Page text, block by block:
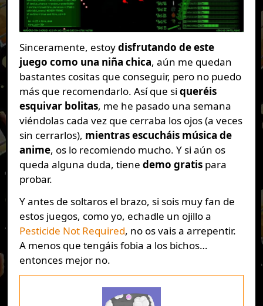
Sinceramente, estoydisfrutando de este
juego como una niña chica, aún me quedan
bastantes cositas que conseguir, pero no puedo
más que recomendarlo. Así que si queréis
esquivar bolitas, me he pasado una semana
viéndolas cada vez que cerraba los ojos (a veces
sin cerrarlos), mientras escucháis música de
anime, os lo recomiendo mucho. Y si aún os
queda alguna duda, tiene demo gratispara
probar.
Y antes de soltaros el brazo, si sois muy fan de
estos juegos, como yo, echadle un ojillo a
Pesticide Not Required, no os vais a arrepentir.
A menos que tengáis fobia a los bichos…
entonces mejor no.